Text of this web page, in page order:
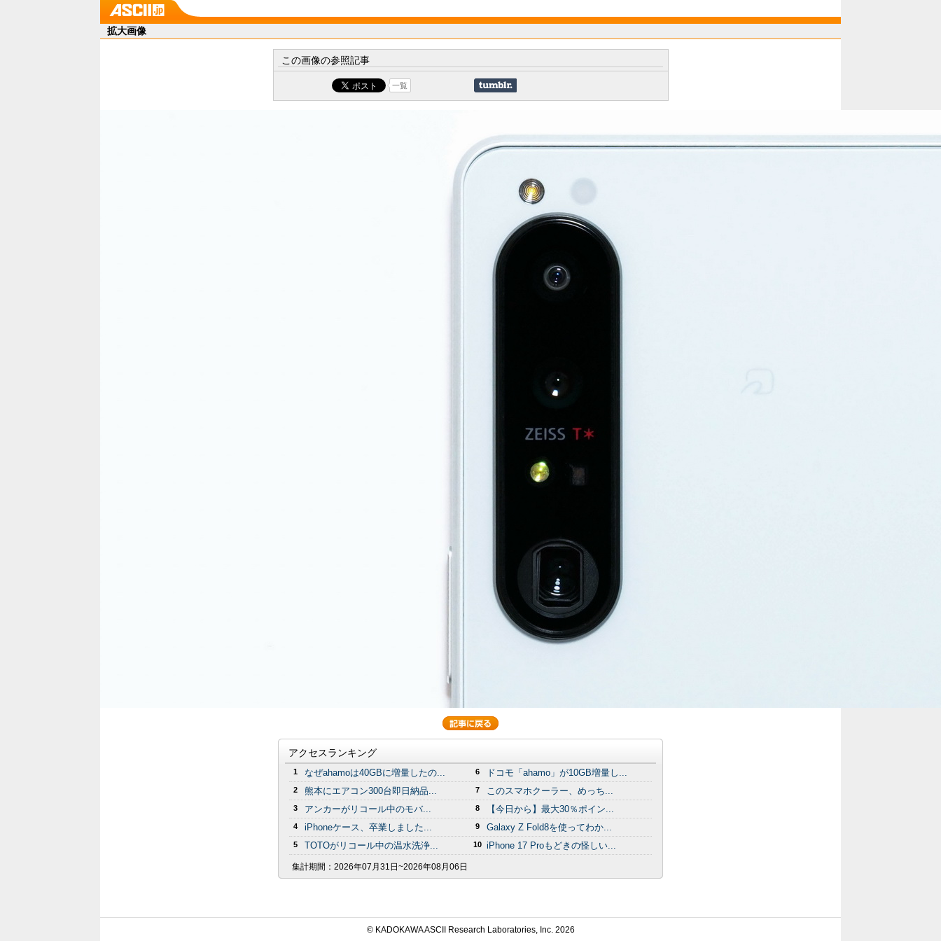
拡大画像
この画像の参照記事
一覧
アクセスランキング
1 なぜahamoは40GBに増量したの...
2 熊本にエアコン300台即日納品...
3 アンカーがリコール中のモバ...
4 iPhoneケース、卒業しました...
5 TOTOがリコール中の温水洗浄...
6 ドコモ「ahamo」が10GB増量し...
7 このスマホクーラー、めっち...
8 【今日から】最大30％ポイン...
9 Galaxy Z Fold8を使ってわか...
10 iPhone 17 Proもどきの怪しい...
集計期間： 2026年07月31日~2026年08月06日
© KADOKAWA ASCII Research Laboratories, Inc. 2026